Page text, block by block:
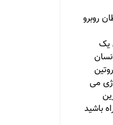
روبرو
یک
می
باشید